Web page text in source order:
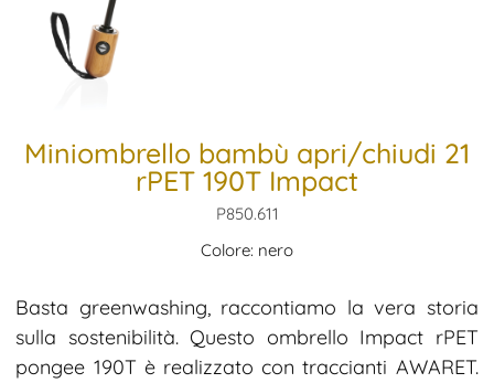
Miniombrello bambù apri/chiudi 21
rPET 190T Impact
P850.611
Colore: nero
Basta greenwashing, raccontiamo la vera storia
sulla sostenibilità. Questo ombrello Impact rPET
pongee 190T è realizzato con traccianti AWARET.